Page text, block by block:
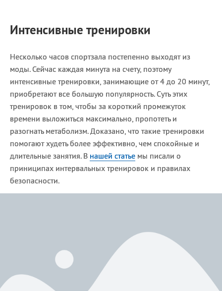
Интенсивные тренировки
Несколько часов спортзала постепенно выходят из
моды. Сейчас каждая минута на счету, поэтому
интенсивные тренировки, занимающие от 4 до 20 минут,
приобретают все большую популярность. Суть этих
тренировок в том, чтобы за короткий промежуток
времени выложиться максимально, пропотеть и
разогнать метаболизм. Доказано, что такие тренировки
помогают худеть более эффективно, чем спокойные и
длительные занятия. В нашей статье мы писали о
приниципах интервальных тренировок и правилах
безопасности.